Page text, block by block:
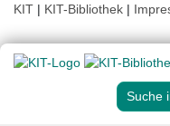
KIT | KIT-Bibliothek |
Suche